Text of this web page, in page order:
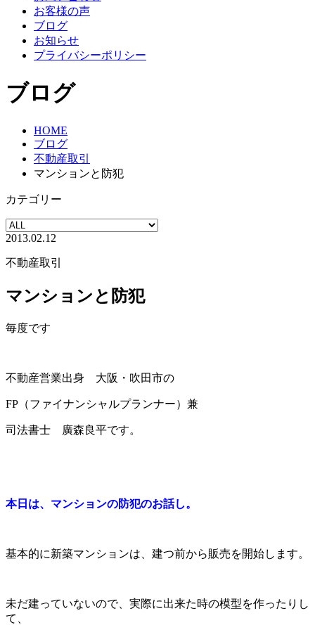
お客様の声
ブログ
お知らせ
プライバシーポリシー
ブログ
HOME
ブログ
不動産取引
マンションと防犯
カテゴリー
2013.02.12
不動産取引
マンションと防犯
毎度です
不動産営業出身 大阪・吹田市の
FP（ファイナンシャルプランナー）兼
司法書士 廣森良平です。
本日は、マンションの防犯のお話し。
基本的に新築マンションは、建つ前から販売を開始します。
未だ建っていないので、実際に出来た時の模型を作ったりし
て、